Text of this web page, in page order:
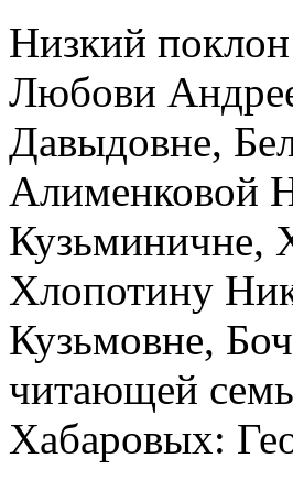
Низкий
Любови
Давыдовне,
Алименковой
Кузьминичне,
Хлопотину
Кузьмовне,
читающей
Хабаровых: